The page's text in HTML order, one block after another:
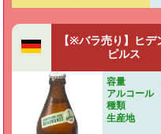
【※バラ売り】ヒデ
ピルス
容量
アルコール
種類
生産地